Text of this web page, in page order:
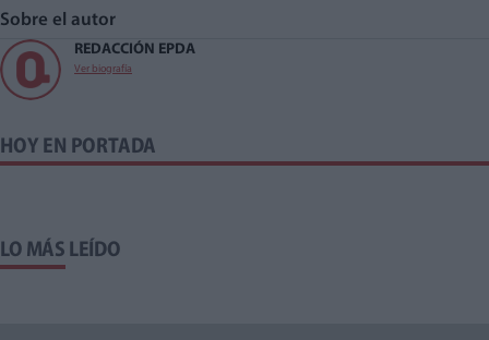
Sobre el autor
REDACCIÓN EPDA
Ver biografía
HOY EN PORTADA
LO MÁS LEÍDO